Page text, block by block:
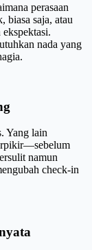
perasaan
biasa saja, atau
nada yang
Yang lain
namun
check-in